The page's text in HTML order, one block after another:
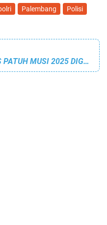
Palembang
Polisi
APEL GELAR PASUKAN OPS PATUH MUSI 2025 DIGELAR DI MAPOLRES OGAN ILIR.